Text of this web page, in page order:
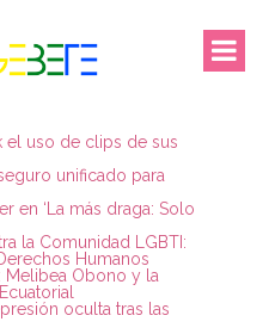
el uso de clips de sus
unificado para
en ‘La más draga: Solo
la Comunidad LGBTI:
Humanos
Melibea Obono y la
oculta tras las